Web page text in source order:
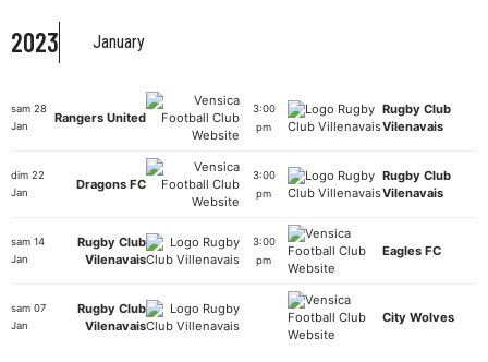
2023 January
sam 28
Jan
Rangers United
3:00
pm
Rugby Club
Vilenavais
dim 22
Jan
Dragons FC
3:00
pm
Rugby Club
Vilenavais
sam 14
Jan
Rugby Club
Vilenavais
3:00
pm
Eagles FC
sam 07
Jan
Rugby Club
Vilenavais
City Wolves